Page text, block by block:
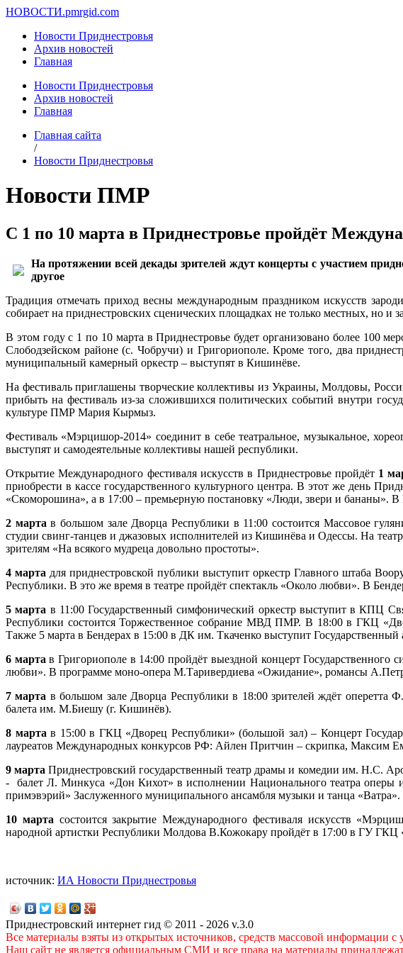
НОВОСТИ.pmrgid.com
Новости Приднестровья
Архив новостей
Главная
Новости Приднестровья
Архив новостей
Главная
Главная сайта
/
Новости Приднестровья
Новости ПМР
С 1 по 10 марта в Приднестровье пройдёт
На протяжении всей декады зрителей ждут концерты с участием
другое
Традиция отмечать приход весны международным праздником искусств
собирает на приднестровских сценических площадках не только местных, но и
В этом году с 1 по 10 марта в Приднестровье будет организовано более 100
Слободзейском районе (с. Чобручи) и Григориополе. Кроме того, два
муниципальный камерный оркестр – выступят в Кишинёве.
На фестиваль приглашены творческие коллективы из Украины, Молдовы,
прибыть на фестиваль из-за сложившихся политических событий внутри
культуре ПМР Мария Кырмыз.
Фестиваль «Мэрцишор-2014» соединит в себе театральное, музыкальное,
выступят и самодеятельные коллективы нашей республики.
Открытие Международного фестиваля искусств в Приднестровье пройдёт 1
приобрести в кассе государственного культурного центра. В этот же день
«Скоморошина», а в 17:00 – премьерную постановку «Люди, звери и бананы».
2 марта в большом зале Дворца Республики в 11:00 состоится Массовое
студии свинг-танцев и джазовых исполнителей из Кишинёва и Одессы. На
зрителям «На всякого мудреца довольно простоты».
4 марта для приднестровской публики выступит оркестр Главного штаба
Республики. В это же время в театре пройдёт спектакль «Около любви». В
5 марта в 11:00 Государственный симфонический оркестр выступит в КПЦ
Республики состоится Торжественное собрание МВД ПМР. В 18:00 в ГКЦ
Также 5 марта в Бендерах в 15:00 в ДК им. Ткаченко выступит
6 марта в Григориополе в 14:00 пройдёт выездной концерт
любви». В программе моно-опера М.Таривердиева «Ожидание», романсы
7 марта в большом зале Дворца Республики в 18:00 зрителей ждёт оперетта
балета им. М.Биешу (г. Кишинёв).
8 марта в 15:00 в ГКЦ «Дворец Республики» (большой зал) – Концерт
лауреатов Международных конкурсов РФ: Айлен Притчин – скрипка, Максим
9 мартаПриднестровский государственный театр драмы и комедии им. Н.С.
- балет Л. Минкуса «Дон Кихот» в исполнении Национального театра
примэвэрий» Заслуженного муниципального ансамбля музыки и танца
10 марта состоится закрытие Международного фестиваля искусств
народной артистки Республики Молдова В.Кожокару пройдёт в 17:00 в ГУ ГКЦ
источник: ИА Новости Приднестровья
Приднестровский интернет гид © 2011 - 2026 v.3.0
Все материалы взяты из открытых источников, средств массовой информации с
Наш сайт не является официальным СМИ и все права на материалы